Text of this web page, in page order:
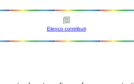
Elenco contributi